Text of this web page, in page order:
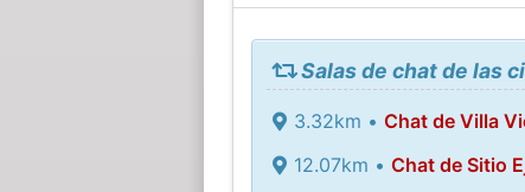
Salas de chat de las
3.32km • Chat de Villa
12.07km • Chat de Sitio